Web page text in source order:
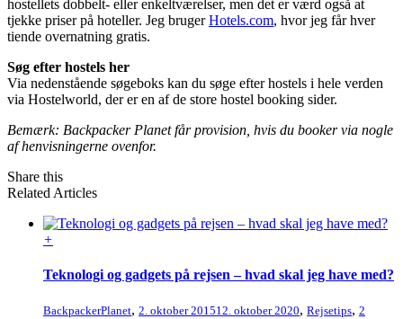
hostellets dobbelt- eller enkeltværelser, men det er værd også at
tjekke priser på hoteller. Jeg brugerHotels.com, hvor jeg får hver
tiende overnatning gratis.
Søg efter hostels her
Via nedenstående søgeboks kan du søge efter hostels i hele verden
via Hostelworld, der er en af de store hostel booking sider.
Bemærk: Backpacker Planet får provision, hvis du booker via nogle
af henvisningerne ovenfor.
Share this
Related Articles
+
Teknologi og gadgets på rejsen – hvad skal jeg have med?
BackpackerPlanet, 2. oktober 201512. oktober 2020, Rejsetips, 2